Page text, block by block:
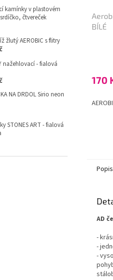
kamínky v plastovém
čtvereček
žlutý AEROBIC s flitry
nažehlovací - fialová
NA DRDOL Sirio neon
STONES ART - fialová
BÍLÉ
je
5,0
5
170
Popis
AD
-
-
-